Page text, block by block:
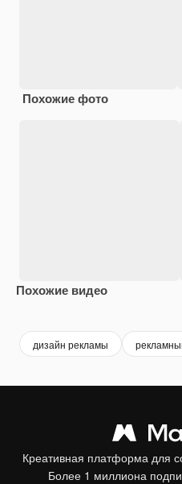
Похожие фото
Похожие видео
дизайн рекламы
Креативная платформа для
Более 1 миллиона